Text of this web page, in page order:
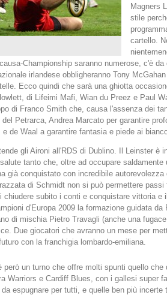
Magners
stile
cartello.
Championship saranno numerose, c'è da
irlandese obbligheranno Tony
Ecco quindi che sarà una ghiotta
di Lifeimi Mafi, Wian du Preez e Paul
di Franco Smith che, causa l'assenza dei
Petrarca, Andrea Marcato per garantire
de Waal a garantire fantasia e piede ai
gli Aironi all'RDS di Dublino. Il Leinster è
tanto che, oltre ad occupare saldamente
già conquistato con incredibile
di Schmidt non si può permettere
subito i conti e conquistare vittoria e
d'Europa 2009 la formazione guidata da
di mischia Pietro Travagli (anche una
Due giocatori che avranno un mese per
con la franchigia lombardo-emiliana.
un turno che offre molti spunti quello che
Warriors e Cardiff Blues, con i gallesi super
espugnare per tutti, e quelle ben più incerte